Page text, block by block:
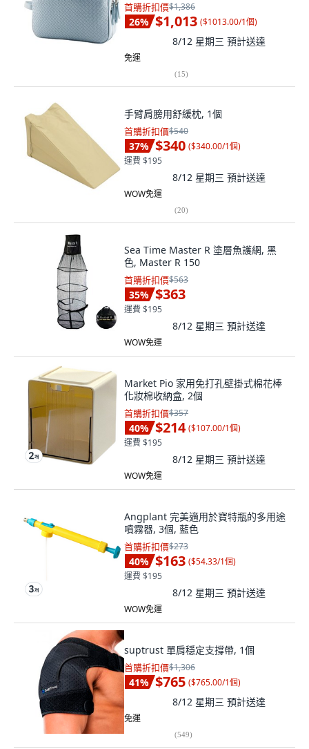
首購折扣價$1,386
26% $1,013 ($1013.00/1個)
8/12 星期三 預計送達
免運
(15)
手臂肩膀用舒緩枕, 1個
首購折扣價$540
37% $340 ($340.00/1個)
運費 $195
8/12 星期三 預計送達
WOW免運
(20)
Sea Time Master R 塗層魚護網, 黑
色, Master R 150
首購折扣價$563
35% $363
運費 $195
8/12 星期三 預計送達
WOW免運
Market Pio 家用免打孔壁掛式棉花棒
化妝棉收納盒, 2個
首購折扣價$357
40% $214 ($107.00/1個)
運費 $195
8/12 星期三 預計送達
WOW免運
Angplant 完美適用於寶特瓶的多用途
噴霧器, 3個, 藍色
首購折扣價$273
40% $163 ($54.33/1個)
運費 $195
8/12 星期三 預計送達
WOW免運
suptrust 單肩穩定支撐帶, 1個
首購折扣價$1,306
41% $765 ($765.00/1個)
8/12 星期三 預計送達
免運
(549)